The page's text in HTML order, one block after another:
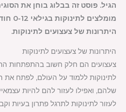
הגיל. פוסט זה בבלוג בוחן את
היתרונות של צעצועים לתינוקות.
היתרונות של צעצועים לתינוקות
צעצועים הם חלק חשוב בהתפתחות
לתינוקות ללמוד על העולם, לפתח את
שלהם, ואפילו לעזור להם להיות
לעזור לתינוקות לתרגל פתרון בעיות